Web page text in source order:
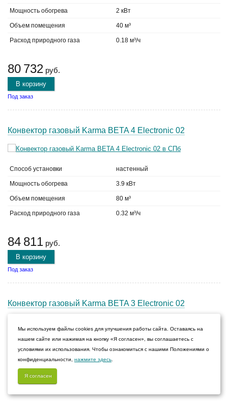
Мощность обогрева 2 кВт
Объем помещения 40 м³
Расход природного газа 0.18 м³/ч
80 732 руб.
В корзину
Под заказ
Конвектор газовый Karma BETA 4 Electronic 02
Способ установки настенный
Мощность обогрева 3.9 кВт
Объем помещения 80 м³
Расход природного газа 0.32 м³/ч
84 811 руб.
В корзину
Под заказ
Конвектор газовый Karma BETA 3 Electronic 02
Способ установки настенный
Мощность обогрева
Объем помещения
Расход природного газа
Мы используем файлы cookies для улучшения работы сайта. Оставаясь на
нашем сайте или нажимая на кнопку «Я согласен», вы соглашаетесь с
условиями их использования. Чтобы ознакомиться с нашими Положениями о
конфиденциальности, нажмите здесь
Я согласен